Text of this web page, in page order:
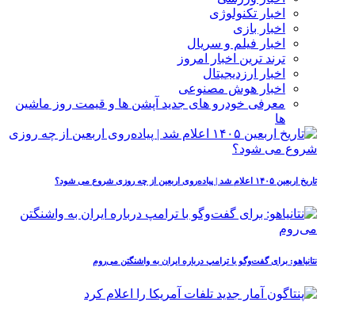
اخبار تکنولوژی
اخبار بازی
اخبار فیلم و سریال
ترند ترین اخبار امروز
اخبار ارزدیجیتال
اخبار هوش مصنوعی
معرفی خودرو های جدید آپشن‌ ها و قیمت روز ماشین‌
ها
تاریخ اربعین ۱۴۰۵ اعلام شد | پیاده‌روی اربعین از چه روزی شروع می‌ شود؟
نتانیاهو: برای گفت‌وگو با ترامپ درباره ایران به واشنگتن می‌روم